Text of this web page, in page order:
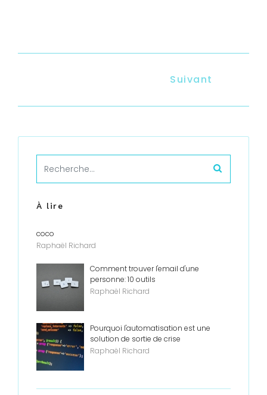
Suivant
À lire
coco
Raphaël Richard
Comment trouver l'email d'une
personne: 10 outils
Raphaël Richard
Pourquoi l'automatisation est une
solution de sortie de crise
Raphaël Richard